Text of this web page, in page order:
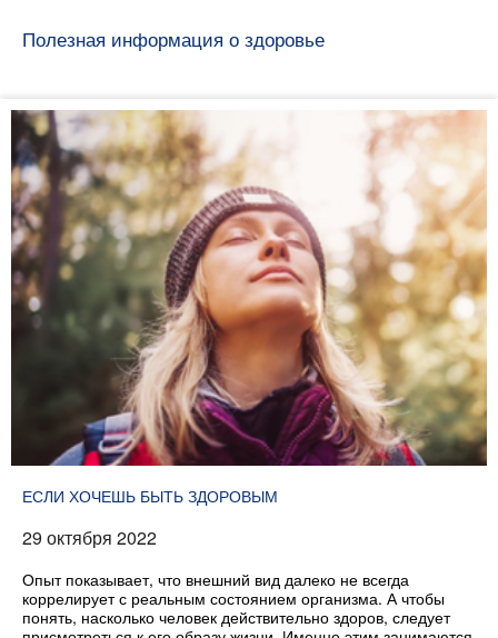
Полезная информация о здоровье
ЕСЛИ ХОЧЕШЬ БЫТЬ ЗДОРОВЫМ
29 октября 2022
Опыт показывает, что внешний вид далеко не всегда
коррелирует с реальным состоянием организма. А чтобы
понять, насколько человек действительно здоров, следует